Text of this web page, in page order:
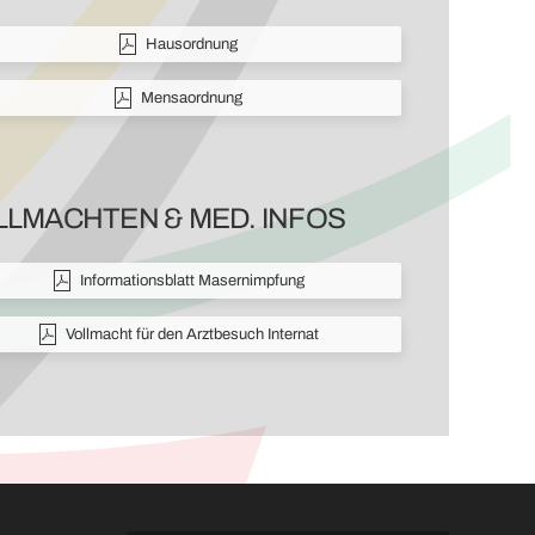
Hausordnung
Mensaordnung
& MED. INFOS
Informationsblatt Masernimpfung
Vollmacht für den Arztbesuch Internat